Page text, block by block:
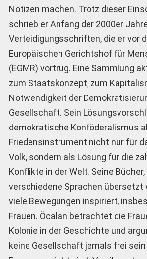
Notizen machen. Trotz dieser
schrieb er Anfang der 2000er
Verteidigungsschriften, die er vor
Europäischen Gerichtshof für
(EGMR) vortrug. Eine Sammlung
zum Staatskonzept, zum
Notwendigkeit der
Gesellschaft. Sein
demokratische Konföderalismus
Friedensinstrument nicht nur für
Volk, sondern als Lösung für die
Konflikte in der Welt. Seine
verschiedene Sprachen übersetzt
viele Bewegungen inspiriert,
Frauen. Öcalan betrachtet die
Kolonie in der Geschichte und
keine Gesellschaft jemals frei sein